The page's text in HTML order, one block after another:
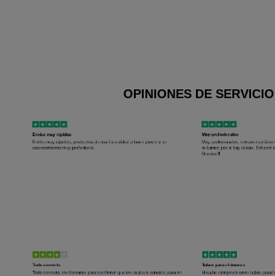
OPINIONES DE SERVICIO